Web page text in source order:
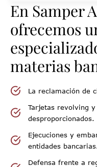
En Samper
ofrecemos
materias
La reclamación de
Tarjetas revolving
desproporcionados.
Ejecuciones y
entidades
Defensa frente a